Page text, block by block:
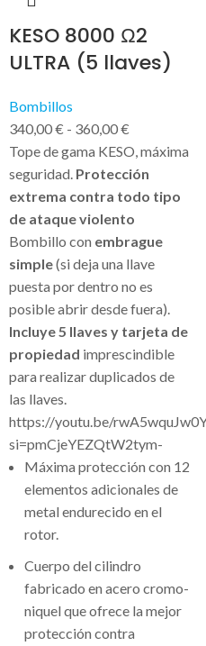
KESO 8000 Ω2
ULTRA (5 llaves)
Bombillos
340,00€ - 360,00€
Tope de gama KESO, máxima
seguridad. Protección
extrema contra todo tipo
de ataque violento
Bombillo con embrague
simple(si deja una llave
puesta por dentro no es
posible abrir desde fuera).
Incluye 5 llaves y tarjeta de
propiedad imprescindible
para realizar duplicados de
las llaves.
https://youtu.be/
si=pmCjeYEZQtW2tym-
Máxima protección con 12
elementos adicionales de
metal endurecido en el
rotor.
Cuerpo del cilindro
fabricado en acero cromo-
niquel que ofrece la mejor
protección contra